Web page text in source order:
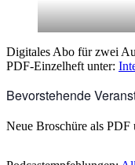
Digitales Abo für zwei
PDF-Einzelheft unter:
Bevorstehende
Neue Broschüre als PDF